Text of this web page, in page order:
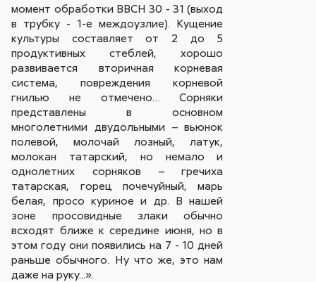
момент обработки ВВСН 30 - 31 (выход
в трубку - 1-е междоузлие). Кущение
культуры составляет от 2 до 5
продуктивных стеблей, хорошо
развивается вторичная корневая
система, повреждения корневой
гнилью не отмечено… Сорняки
представлены в основном
многолетними двудольными – вьюнок
полевой, молочай лозный, латук,
молокан татарский, но немало и
однолетних сорняков – гречиха
татарская, горец почечуйный, марь
белая, просо куриное и др. В нашей
зоне просовидные злаки обычно
всходят ближе к середине июня, но в
этом году они появились на 7 - 10 дней
раньше обычного. Ну что же, это нам
даже на руку...».